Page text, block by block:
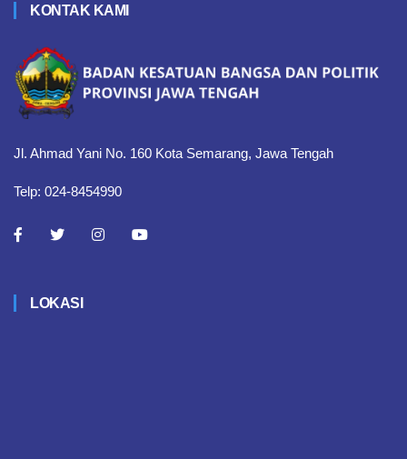
KONTAK KAMI
Jl. Ahmad Yani No. 160 Kota Semarang, Jawa Tengah
Telp: 024-8454990
LOKASI